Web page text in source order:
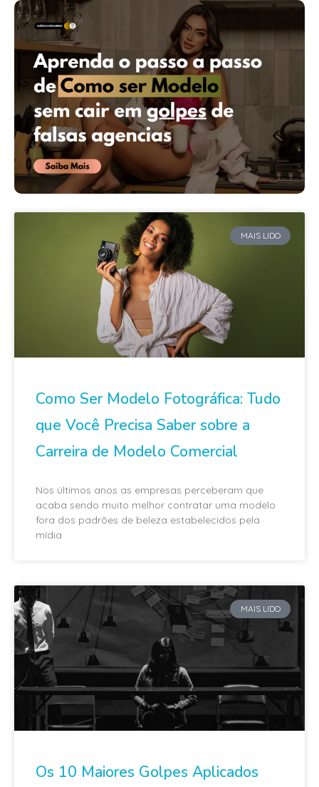
MAIS LIDO
Como Ser Modelo Fotográfica: Tudo
que Você Precisa Saber sobre a
Carreira de Modelo Comercial
Nos últimos anos as empresas perceberam que
acaba sendo muito melhor contratar uma modelo
fora dos padrões de beleza estabelecidos pela
mídia
MAIS LIDO
Os 10 Maiores Golpes Aplicados